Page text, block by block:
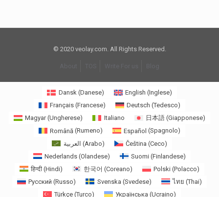
© 2020 veolay.com. All Rights Reserved.
About TOS Write For us Blog
Dansk(Danese) English (Inglese)
Français (Francese) Deutsch (Tedesco)
Magyar(Ungherese) Italiano 日本語(Giapponese)
Română (Rumeno) Español (Spagnolo)
العربية (Arabo) Čeština (Ceco)
Nederlands (Olandese) Suomi (Finlandese)
हिन्दी(Hindi) 한국어 (Coreano) Polski (Polacco)
Русский (Russo) Svenska (Svedese) ไทย (Thai)
Türkçe (Turco) Українська (Ucraino)